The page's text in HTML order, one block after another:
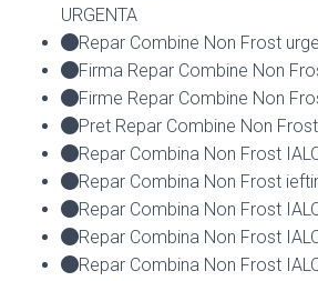
URGENTA
Repar Combine Non Frost
Firma Repar Combine Non
Firme Repar Combine Non
Pret Repar Combine Non
Repar Combina Non Frost
Repar Combina Non Frost
Repar Combina Non Frost
Repar Combina Non Frost
Repar Combina Non Frost